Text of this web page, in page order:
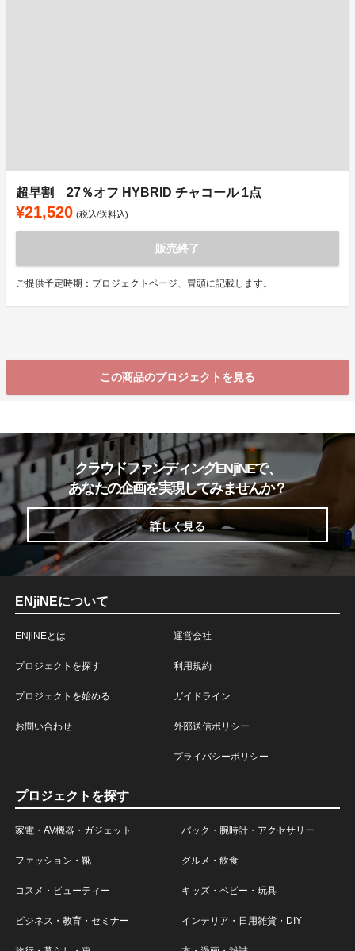
超早割 27％オフ HYBRID チャコール 1点
¥21,520 (税込/送料込)
販売終了
ご提供予定時期：プロジェクトページ、冒頭に記載します。
この商品のプロジェクトを見る
クラウドファンディングENjiNEで、
あなたの企画を実現してみませんか？
詳しく見る
ENjiNEについて
ENjiNEとは
プロジェクトを探す
プロジェクトを始める
お問い合わせ
運営会社
利用規約
ガイドライン
外部送信ポリシー
プライバシーポリシー
プロジェクトを探す
家電・AV機器・ガジェット バック・腕時計・アクセサリー
ファッション・靴 グルメ・飲食
コスメ・ビューティー キッズ・ベビー・玩具
ビジネス・教育・セミナー インテリア・日用雑貨・DIY